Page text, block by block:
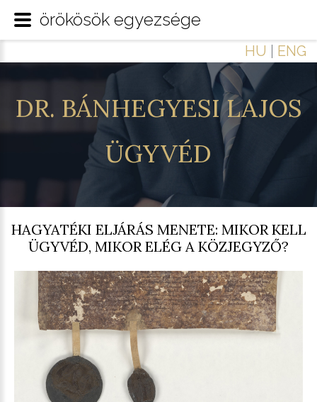
HU ENG
DR. BÁNHEGYESI LAJOS
ÜGYVÉD
HAGYATÉKI ELJÁRÁS MENETE: MIKOR KELL
ÜGYVÉD, MIKOR ELÉG A KÖZJEGYZŐ?
örökösök egyezsége